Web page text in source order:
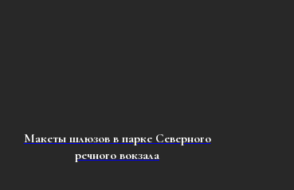
Макеты шлюзов в парке Северного
речного вокзала